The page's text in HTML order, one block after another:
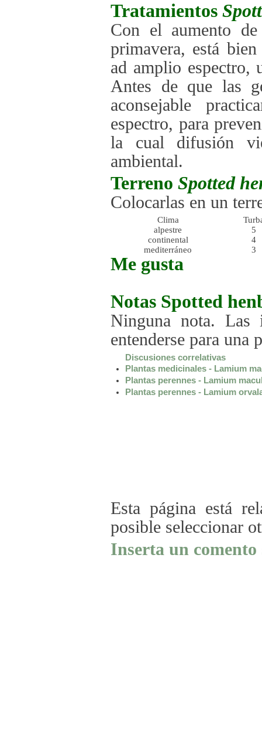
Tratamientos
Con el aumento
primavera, está
ad amplio espectro,
Antes de que las
aconsejable
espectro, para
la cual difusión
ambiental.
Terreno Spotted
Colocarlas en un
Clima
alpestre
5
continental
4
mediterráneo
3
Me gusta
Notas Spotted
Ninguna nota. Las
entenderse para una
Discusiones correlativas
Plantas medicinales - Lamium
Plantas perennes - Lamium
Plantas perennes - Lamium
Esta página está
posible seleccionar
Inserta un comento